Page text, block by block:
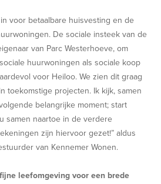
voor betaalbare huisvesting en de
De sociale insteek van de
van Parc Westerhoeve, om
huurwoningen als sociale koop
voor Heiloo. We zien dit graag
toekomstige projecten. Ik kijk, samen
belangrijke moment; start
samen naartoe in de verdere
zijn hiervoor gezet!” aldus
van Kennemer Wonen.
leefomgeving voor een brede